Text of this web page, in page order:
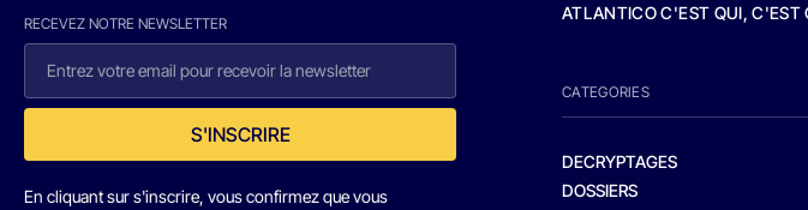
RECEVEZ NOTRE NEWSLETTER
S'INSCRIRE
En cliquant sur s'inscrire, vous confirmez que vous
ATLANTICO C'EST QUI, C'EST
CATEGORIES
DECRYPTAGES
DOSSIERS